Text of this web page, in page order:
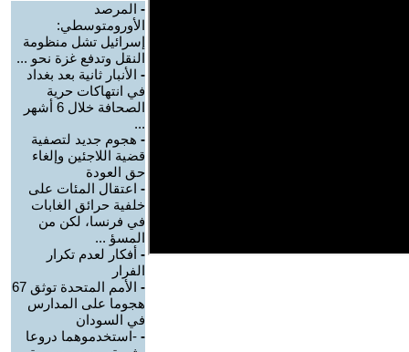
- المرصد
الأورومتوسطي:
إسرائيل تشل منظومة
النقل وتدفع غزة نحو ...
- الأنبار ثانية بعد بغداد
في انتهاكات حرية
الصحافة خلال 6 أشهر
...
- هجوم جديد لتصفية
قضية اللاجئين وإلغاء
حق العودة
- اعتقال المئات على
خلفية حرائق الغابات
في فرنسا، لكن من
المسؤ ...
- أفكار لعدم تكرار
الفرار
-
الأمم المتحدة توثق 67
هجوما على المدارس
في السودان
- -استخدموهما دروعا